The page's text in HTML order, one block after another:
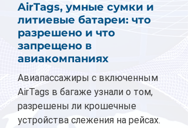
AirTags, умные сумки и
литиевые батареи: что
разрешено и что
запрещено в
авиакомпаниях
Авиапассажиры с включенным
AirTags в багаже узнали о том,
разрешены ли крошечные
устройства слежения на рейсах.